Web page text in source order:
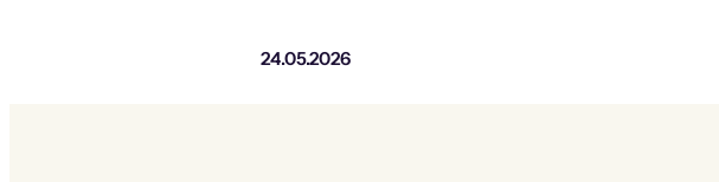
24.05.2026